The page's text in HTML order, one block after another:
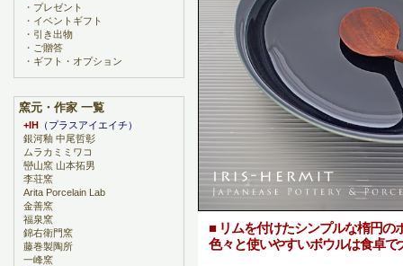
■ リムを付けたシンプルな楕円の
色々と使いやすいボウルは食卓で
・ プレゼント
・ イベントギフト
・ 引き出物
・ ご贈答
・ ギフト・オプション
窯元・作家 一覧
+IH （プラスアイエイチ）
銀河釉 中尾哲彰
ムラカミミワコ
巒山窯 山本拓男
李荘窯
Arita Porcelain Lab
金善窯
福泉窯
錦右衛門窯
藤巻製陶所
一峰窯